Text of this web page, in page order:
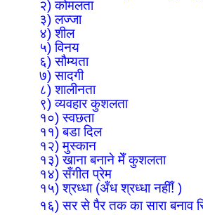
२) कोमलता
३) लज्जा
४) शील
५) विनय
६) सौम्यता
७) सादगी
८) शालीनता
९) व्यवहार कुशलता
१०) स्वछता
११) बडा दिल
१२) मुस्कान
१३) खाना बनाने मेँ कुशलता
१४) सँगीत प्रेम
१५) श्रध्धा (अँध श्रध्धा नहीँ! )
१६) सर से पैर तक का सारा बनाव